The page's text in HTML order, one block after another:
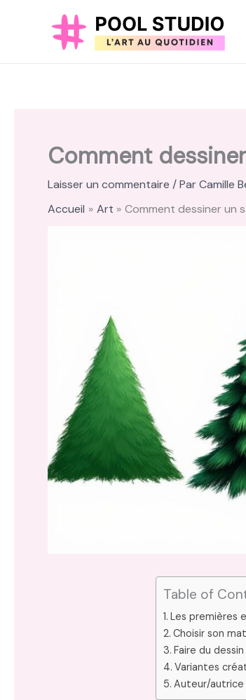
Comment
Laisser un commentaire / ParCamille
Accueil
Art Comment dessiner un
Table of
Les premières
Choisir son
Faire du
Variantes
Auteur/autrice